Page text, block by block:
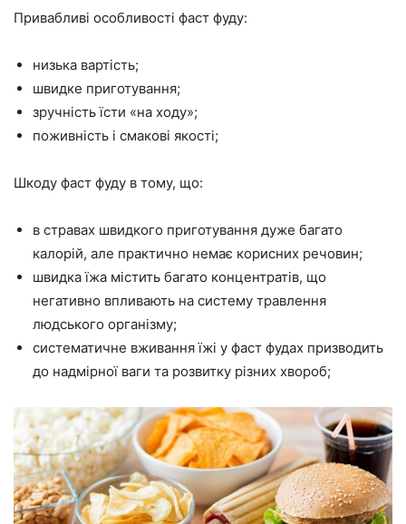
Привабливі особливості фаст фуду:
низька вартість;
швидке приготування;
зручність їсти «на ходу»;
поживність і смакові якості;
Шкоду фаст фуду в тому, що:
в стравах швидкого приготування дуже багато
калорій, але практично немає корисних речовин;
швидка їжа містить багато концентратів, що
негативно впливають на систему травлення
людського організму;
систематичне вживання їжі у фаст фудах призводить
до надмірної ваги та розвитку різних хвороб;